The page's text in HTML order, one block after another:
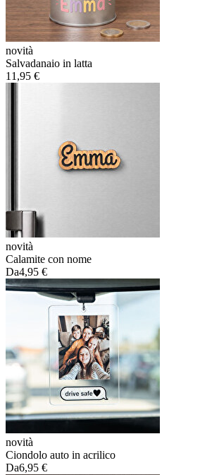
novità
Salvadanaio in latta
11,95 €
novità
Calamite con nome
Da4,95 €
novità
Ciondolo auto in acrilico
Da6,95 €